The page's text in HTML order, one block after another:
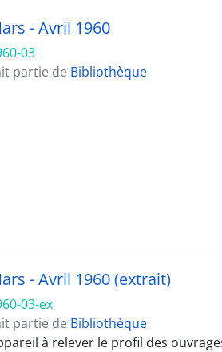
- Avril 1960
03
partie de Bibliothèque
- Avril 1960 (extrait)
03-ex
partie de Bibliothèque
à relever le profil des